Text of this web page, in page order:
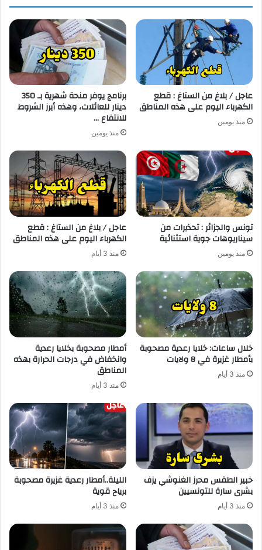
عاجل / بلاغ من الستاغ : قطع
الكهرباء اليوم على هذه المناطق
منذ يومين
برنامج يوفر منحة شهرية بـ 350
دينار للعائلات، وهذه أبرز الشروط
للانتفاع …
منذ يومين
تونس والجزائر : تحذيرات من
سيناريوهات جوية استثنائية
منذ يومين
عاجل / بلاغ من الستاغ : قطع
الكهرباء اليوم على هذه المناطق
منذ 3 أيام
خلال ساعات: خلايا رعدية مصحوبة
بأمطار غزيرة في 8 ولايات
منذ 3 أيام
أمطار مصحوبة بخلايا رعدية
وانخفاض في درجات الحرارة بهذه
المناطق
منذ 3 أيام
خبير الطقس محرز الغنوشي يزف
بشرى سارة للتونسيين
منذ 3 أيام
الليلة..أمطار رعدية غزيرة مصحوبة
برياح قوية
منذ 3 أيام